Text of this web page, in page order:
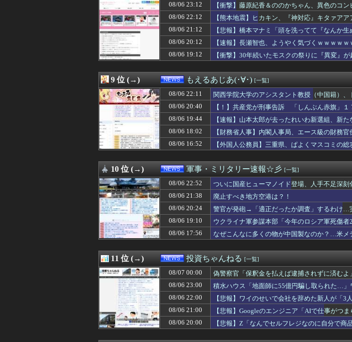
08/06 21:04
ヨーロッパが中国製メガソーラーを締め出しｗｗｗ
08/06 21:03
【悲報】乙武洋匡氏、浜田雅功にパシーンと叩かれたシーン
08/06 21:03
熊本地震、発生後に居酒屋店内から温泉が吹き出す
08/06 21:00
【速報】れいわ新選組、さん、「いのちの党」に改名
08/06 21:00
【悲報】Googleのエンジニア「AIで仕事がつまらなくなった
08/06 21:00
米農家、コメが余りすぎて高市首相にブチギレ・・・「政府
08/06 21:00
【相次ぐ家賃値上げ】8万が12万円「とても払えず」 どう
08/06 21:00
【参政党】神谷代表、食料品の消費減税「天下の愚策だ」と
08/06 21:00
【氷河期おじ】ジョーカー化の現実味 ネットで大論争に発展
08/06 20:59
【画像】女子アナ、生放送で高校時代の制服を着てしまうｗ
08/06 20:55
日本共産党の街宣車が電柱に衝突「居眠りをしてしまった」
08/06 20:49
Google、Geminiが大赤字、史上初のマイナスキャッシュフロ
08/06 20:46
Amazonってそんな使う？
08/06 20:40
【イオンモール熊本爆発】経産省が原因をほぼ特定、全国の
08/06 20:40
前泊博盛氏「私が総理大臣になったら中国に謝罪しに行きま
08/06 20:40
【！】共産党が刑事告訴 「しんぶん赤旗」１７００件以
08/06 20:33
【悲報】金利上昇年、30代住宅ローンありで24万円負担増ｗ
08/06 20:31
平和の日に黙祷もせずデモで暴れるパヨクさんたち
08/06 20:30
新人女性声優さん、最高すぎる水着姿を公開して話題にｗｗ
08/06 20:30
【渡邊渚】PTSD発言で大炎上「当時は浸透してなかった」に
08/06 20:29
パヨク「アジア人民、中国人民と連帯して戦おー！悪政高市
08/06 20:24
警官が発砲→「適正だったか調査」するわけ…実は銃を構え
08/06 20:16
集英社のオンラインショップで注文→キャンセルして逮捕
08/06 20:13
台湾メディア「中国がレアアースを武器に貿易戦争した結果
08/06 20:12
【速報】長瀬智也、ようやく気づくｗｗｗｗｗｗｗｗ
08/06 20:09
「こんな事になるんやから強制置き配は止めておくべき」と
08/06 20:08
【悲報】へずまりゅう氏、熊本震災ボランティアで熱中症疑
08/06 20:05
年商10億円を超える「ひとり親方」が激増、Mac miniを大量
08/06 20:03
【悲報】高木美帆の国民栄誉賞受賞副賞《包丁10本》に高市
08/06 20:00
【悲報】Z「なんでセルフレジなのに自分で商品通さないと
08/06 20:00
【衝撃】中国製ルーター20機種にバックドア発見！ ネット
08/06 20:00
【速報】れいわ新選組、「いのちの党」に党名変更
08/06 20:00
ジャンプストアで大量注文→キャンセルを繰り返した女を逮
08/06 20:00
キズナアイさんの活動内容、ガチでヤバい方向へ
08/06 23:12
【衝撃】藤原紀香＆ののかちゃん、異色のコ
08/06 22:12
【熊本地震】ヒカキン、『神対応』キタァアア
08/06 21:12
【悲報】橋本マナミ「頭を洗ってて『なんか
08/06 20:12
【速報】長瀬智也、ようやく気づくｗｗｗｗｗ
08/06 19:12
【衝撃】30年続いたモスクの祭りに『異変』が
9 位 (→) もえるあじあ(･∀･) [一覧]
08/06 22:11
関西学院大学のアシスタント教授（中国籍）
08/06 20:40
【！】共産党が刑事告訴 「しんぶん赤旗」
08/06 19:44
【速報】山本太郎が去ったれいわ新選組、新
08/06 18:02
【財務省人事】内閣人事局、エース級の財
などを歴任 、岸田首相の後輩
08/06 16:52
【外国人公務員】三重県、ぱよくマスコミの
10 位 (→) 軍事・ミリタリー速報☆彡 [一覧]
08/06 22:52
ついに国産ヒューマノイド登場、人手不足深
08/06 21:38
廃止すべき地方空港は？！
08/06 20:24
警官が発砲→「適正だったか調査」するわけ…
08/06 19:10
ウクライナ軍参謀本部「今年のロシア軍死傷
08/06 17:56
なぜこんなに多くの物が中国製なのか？…米メ
11 位 (→) 投資ちゃんねる [一覧]
08/07 00:00
偽警察官「保釈金を払えば逮捕されずに済む
08/06 23:00
積水ハウス「地面師に55億円騙し取られた…
08/06 22:00
【悲報】ワイのせいで会社を辞めた新人が「3
08/06 21:00
【悲報】Googleのエンジニア「AIで仕事がつま
08/06 20:00
【悲報】Z「なんでセルフレジなのに自分で商